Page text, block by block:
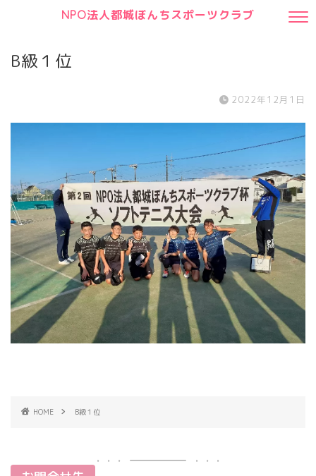
NPO法人都城ぼんちスポーツクラブ
B級１位
2022年12月1日
HOME B級１位